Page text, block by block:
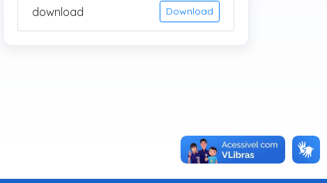
download Download